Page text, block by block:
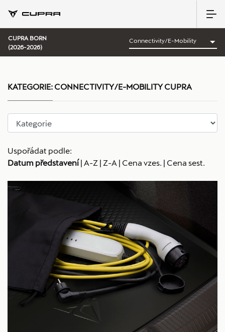
CUPRA BORN
(2026-2026)
Uspořádat podle:
Datum představení| A-Z | Z-A | Cena vzes. | Cena sest.
KATEGORIE: CONNECTIVITY/E-MOBILITY CUPRA